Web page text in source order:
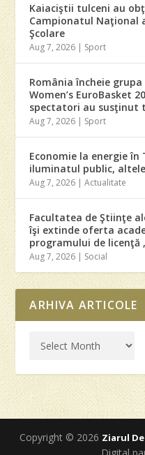
Kaiaciştii tulceni au
Campionatul Naţional
Şcolare
Aug 7, 2026 | Sport
România încheie grupa
Women’s EuroBasket
spectatori au susţinut
Aug 7, 2026 | Sport
Economie la energie
iluminatul public,
Aug 7, 2026 |Actualitate
Facultatea de Ştiinţe
îşi extinde oferta
programului de licenţă
Aug 7, 2026 | Social
ARHIVA ARTICOLE
Copyright © 2026 Ziarul
Digital